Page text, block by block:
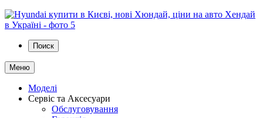
Поиск
Меню
Моделі
Сервіс та Аксесуари
Обслуговування